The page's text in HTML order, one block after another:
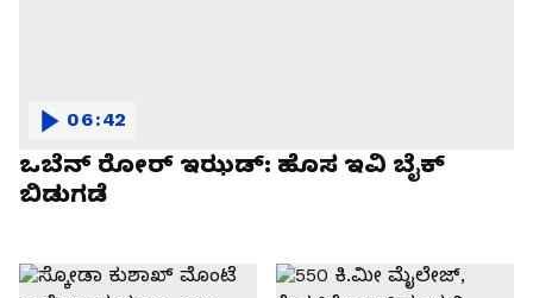
ಒಬೆನ್ ರೋರ್ ಇಝಡ್: ಹೊಸ ಇವಿ ಬೈಕ್
ಬಿಡುಗಡೆ
06:42